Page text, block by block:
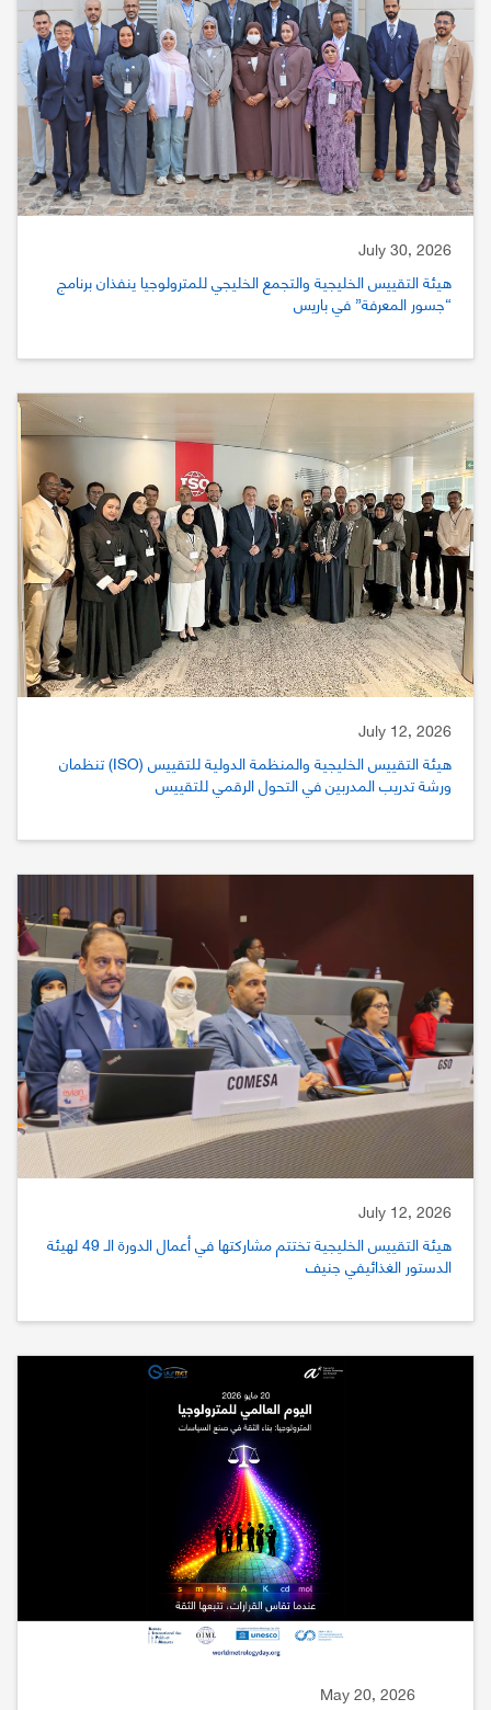
July 30, 2026
هيئة التقييس الخليجية والتجمع الخليجي للمترولوجيا ينفذان برنامج
“جسور المعرفة” في باريس
July 12, 2026
هيئة التقييس الخليجية والمنظمة الدولية للتقييس (ISO) تنظمان
ورشة تدريب المدربين في التحول الرقمي للتقييس
July 12, 2026
هيئة التقييس الخليجية تختتم مشاركتها في أعمال الدورة الـ 49 لهيئة
الدستور الغذائيفي جنيف
May 20, 2026